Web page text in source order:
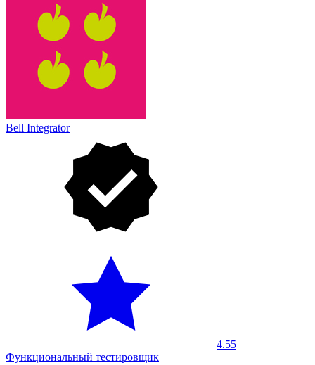
Bell Integrator
4.55
Функциональный тестировщик